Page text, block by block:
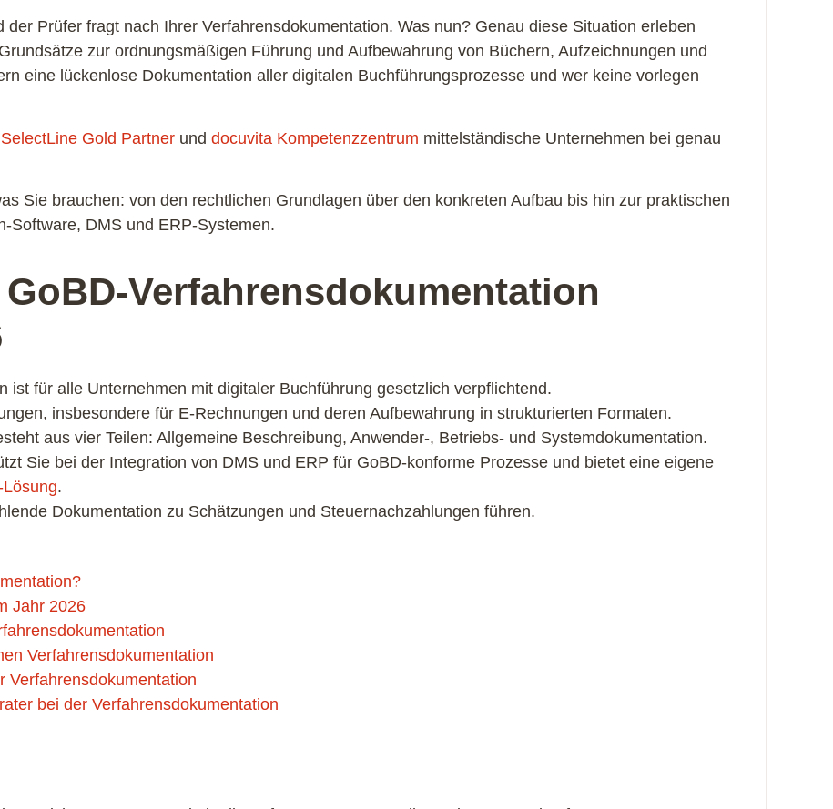
Prüfer fragt nach Ihrer Verfahrensdokumentation. Was nun? Genau diese Situation erleben
zur ordnungsmäßigen Führung und Aufbewahrung von Büchern, Aufzeichnungen und
eine lückenlose Dokumentation aller digitalen Buchführungsprozesse und wer keine vorlegen
SelectLine Gold Partner und docuvita Kompetenzzentrum mittelständische Unternehmen bei genau
Sie brauchen: von den rechtlichen Grundlagen über den konkreten Aufbau bis hin zur praktischen
Software, DMS und ERP-Systemen.
Verfahrensdokumentation
ist für alle Unternehmen mit digitaler Buchführung gesetzlich verpflichtend.
insbesondere für E-Rechnungen und deren Aufbewahrung in strukturierten Formaten.
aus vier Teilen: Allgemeine Beschreibung, Anwender-, Betriebs- und Systemdokumentation.
Sie bei der Integration von DMS und ERP für GoBD-konforme Prozesse und bietet eine eigene
.
Dokumentation zu Schätzungen und Steuernachzahlungen führen.
Jahr 2026
Verfahrensdokumentation
Verfahrensdokumentation
bei der Verfahrensdokumentation